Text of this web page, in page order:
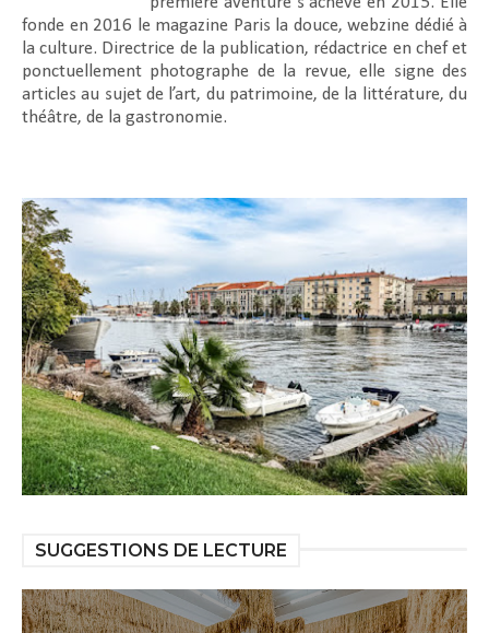
fonde en 2016 le magazine Paris la douce, webzine dédié à
la culture. Directrice de la publication, rédactrice en chef et
ponctuellement photographe de la revue, elle signe des
articles au sujet de l’art, du patrimoine, de la littérature, du
théâtre, de la gastronomie.
SUGGESTIONS DE LECTURE